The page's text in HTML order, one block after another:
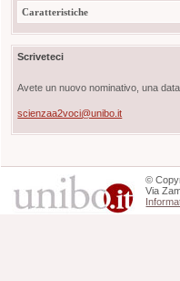
Caratteristiche
Scriveteci
Avete un nuovo nominativo, una
scienzaa2voci@unibo.it
©
Via